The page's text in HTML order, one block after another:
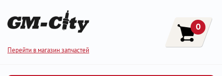
Перейти в магазин запчастей
0